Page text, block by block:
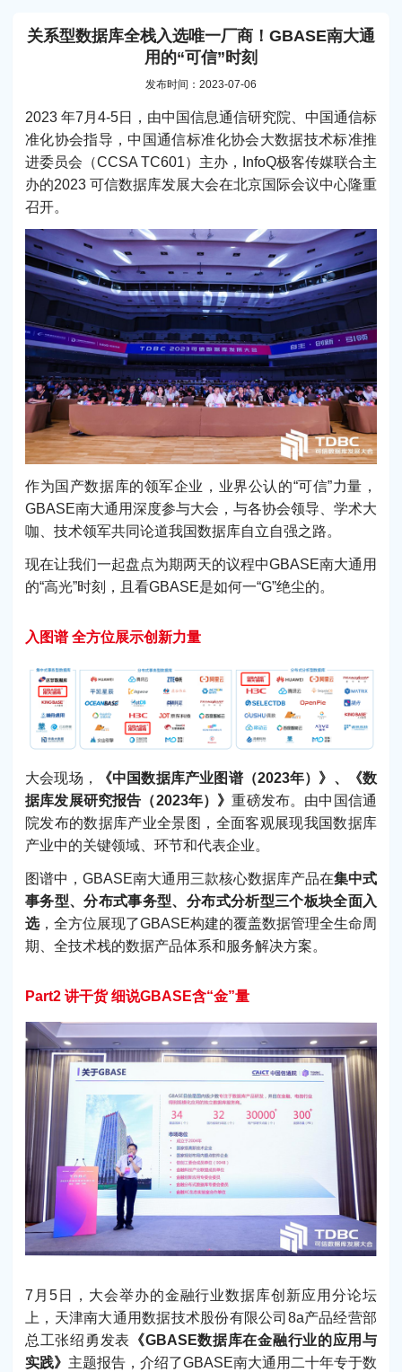
关系型数据库全栈入选唯一厂商！GBASE南大通
用的“可信”时刻
发布时间：2023-07-06
2023 年7月4-5日，由中国信息通信研究院、中国通信标
准化协会指导，中国通信标准化协会大数据技术标准推
进委员会（CCSA TC601）主办，InfoQ极客传媒联合主
办的2023 可信数据库发展大会在北京国际会议中心隆重
召开。
作为国产数据库的领军企业，业界公认的“可信”力量，
GBASE南大通用深度参与大会，与各协会领导、学术大
咖、技术领军共同论道我国数据库自立自强之路。
现在让我们一起盘点为期两天的议程中GBASE南大通用
的“高光”时刻，且看GBASE是如何一“G”绝尘的。
入图谱 全方位展示创新力量
大会现场，
《中国数据库产业图谱（2023年）》、《数
据库发展研究报告（2023年）》重磅发布。由中国信通
院发布的数据库产业全景图，全面客观展现我国数据库
产业中的关键领域、环节和代表企业。
图谱中，GBASE南大通用三款核心数据库产品在集中式
事务型、分布式事务型、分布式分析型三个板块全面入
选，全方位展现了GBASE构建的覆盖数据管理全生命周
期、全技术栈的数据产品体系和服务解决方案。
Part2 讲干货 细说GBASE含“金”量
7月5日，大会举办的金融行业数据库创新应用分论坛
上，天津南大通用数据技术股份有限公司8a产品经营部
总工张绍勇发表
《GBASE数据库在金融行业的应用与
实践》 主题报告，介绍了GBASE南大通用二十年专于数